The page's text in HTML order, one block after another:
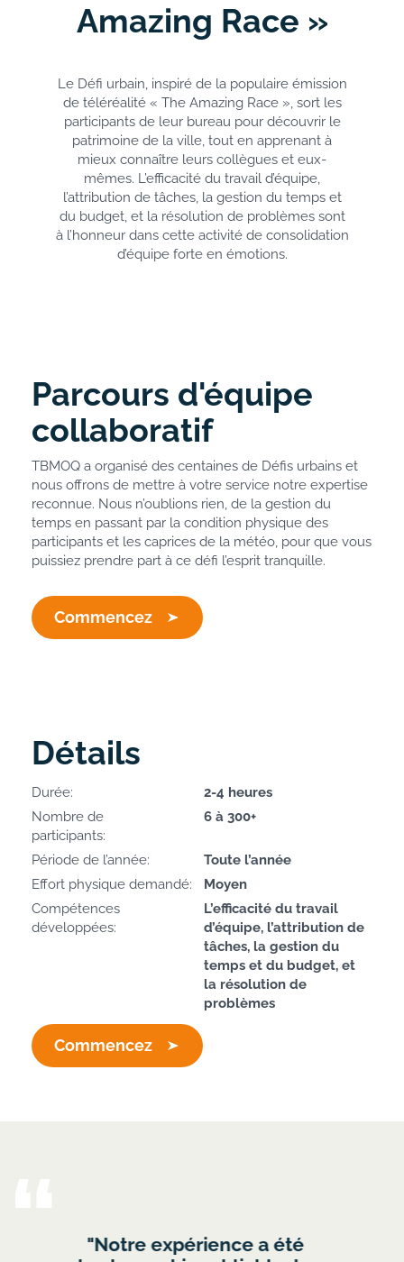
Amazing Race »
Le Défi urbain, inspiré de la populaire émission
de téléréalité « The Amazing Race », sort les
participants de leur bureau pour découvrir le
patrimoine de la ville, tout en apprenant à
mieux connaître leurs collègues et eux-
mêmes. L’efficacité du travail d’équipe,
l’attribution de tâches, la gestion du temps et
du budget, et la résolution de problèmes sont
à l’honneur dans cette activité de consolidation
d’équipe forte en émotions.
Parcours d'équipe
collaboratif
TBMOQ a organisé des centaines de Défis urbains et
nous offrons de mettre à votre service notre expertise
reconnue. Nous n’oublions rien, de la gestion du
temps en passant par la condition physique des
participants et les caprices de la météo, pour que vous
puissiez prendre part à ce défi l’esprit tranquille.
Commencez
Détails
Durée:
2-4 heures
Nombre de
participants:
6 à 300+
Période de l’année:
Toute l’année
Effort physique demandé:
Moyen
Compétences
développées:
L’efficacité du travail
d’équipe, l’attribution de
tâches, la gestion du
temps et du budget, et
la résolution de
problèmes
Commencez
"Je voulais juste vous dire que